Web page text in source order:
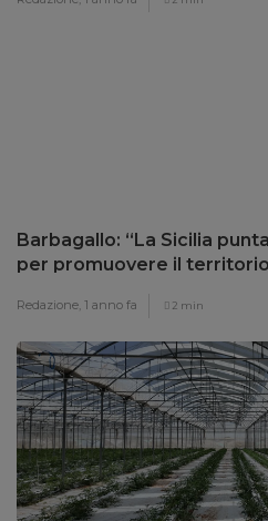
Barbagallo: “La Sicilia
per promuovere il
Redazione, 1 anno fa 2 min